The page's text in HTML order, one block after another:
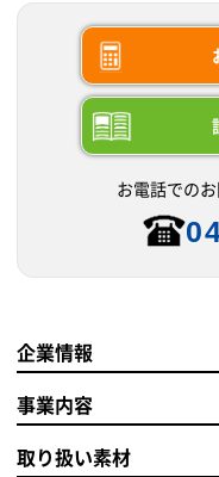
お電話での
企業情報
事業内容
取り扱い素材